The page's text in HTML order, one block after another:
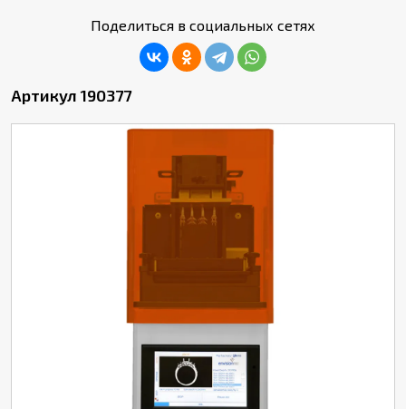
Поделиться в социальных сетях
Артикул 190377